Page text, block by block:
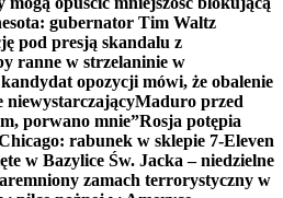
gubernator Tim Waltz
pod presją skandalu z
ranne w strzelaninie w
opozycji mówi, że obalenie
Maduro przed
porwano mnie”Rosja potępia
rabunek w sklepie 7-Eleven
w Bazylice Św. Jacka – niedzielne
zamach terrorystyczny w